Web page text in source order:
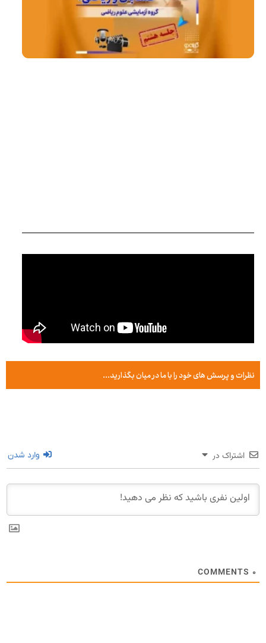
نظرات و پرسش های خود را با ما در میان بگذارید...
اشتراک در وارد شدن
۰